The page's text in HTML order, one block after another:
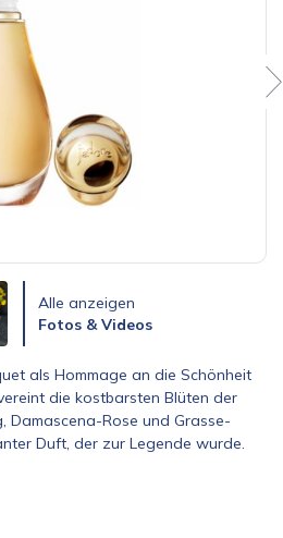
Alle anzeigen
Fotos & Videos
als Hommage an die Schönheit
die kostbarsten Blüten der
Damascena-Rose und Grasse-
Duft, der zur Legende wurde.